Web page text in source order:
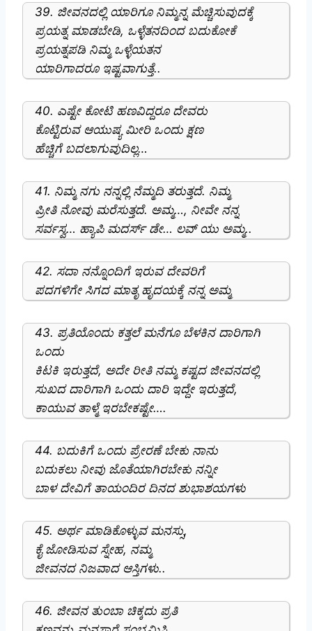
39. ಜೀವನದಲ್ಲಿ ಯಾರಿಗೂ ನಿಮ್ಮನ್ನ ಮೆಚ್ಚಿಸುವುದಕ್ಕೆ
ಪ್ರಯತ್ನ ಮಾಡಬೇಡಿ, ಒಳ್ಳೆತನದಿಂದ ಬದುಕೋಕೆ
ಪ್ರಯತ್ನಪಡಿ ನಿಮ್ಮ ಒಳ್ಳೆಯತನ
ಯಾರಿಗಾದರೂ ಇಷ್ಟವಾಗುತ್ತೆ..
40. ಎಷ್ಟೇ ಕೋಟಿ ಹಣವಿದ್ದರೂ ದೇವರು
ಕೊಟ್ಟಿರುವ ಆಯುಷ್ಯ ಮೀರಿ ಒಂದು ಕ್ಷಣ
ಹೆಚ್ಚಿಗೆ ಬದಲಾಗುವುದಿಲ್ಲ…
41. ನಿಮ್ಮ ನಗು ನನ್ನಲ್ಲಿ ನೆಮ್ಮದಿ ತರುತ್ತದೆ. ನಿಮ್ಮ
ಪ್ರೀತಿ ನೋವು ಮರೆಸುತ್ತದೆ. ಅಮ್ಮ…, ನೀವೇ ನನ್ನ
ಸರ್ವಸ್ವ… ಹ್ಯಾಪಿ ಮದರ್ಸ್‌ ಡೇ… ಲವ್ ಯು ಅಮ್ಮ..
42. ಸದಾ ನನ್ನೊಂದಿಗೆ ಇರುವ ದೇವರಿಗೆ
ಪದಗಳಿಗೇ ಸಿಗದ ಮಾತೃ ಹೃದಯಕ್ಕೆ ನನ್ನ ಅಮ್ಮ
43. ಪ್ರತಿಯೊಂದು ಕತ್ತಲೆ ಮನೆಗೂ ಬೆಳಕಿನ ದಾರಿಗಾಗಿ
ಒಂದು
ಕಿಟಕಿ ಇರುತ್ತದೆ, ಅದೇ ರೀತಿ ನಮ್ಮ ಕಷ್ಟದ ಜೀವನದಲ್ಲಿ
ಸುಖದ ದಾರಿಗಾಗಿ ಒಂದು ದಾರಿ ಇದ್ದೇ ಇರುತ್ತದೆ,
ಕಾಯುವ ತಾಳ್ಮೆ ಇರಬೇಕಷ್ಟೇ….
44. ಬದುಕಿಗೆ ಒಂದು ಪ್ರೇರಣೆ ಬೇಕು ನಾನು
ಬದುಕಲು ನೀವು ಜೊತೆಯಾಗಿರಬೇಕು ನನ್ನೀ
ಬಾಳ ದೇವಿಗೆ ತಾಯಂದಿರ ದಿನದ ಶುಭಾಶಯಗಳು
45. ಅರ್ಥ ಮಾಡಿಕೊಳ್ಳುವ ಮನಸ್ಸು,
ಕೈ ಜೋಡಿಸುವ ಸ್ನೇಹ, ನಮ್ಮ
ಜೀವನದ ನಿಜವಾದ ಆಸ್ತಿಗಳು..
46. ಜೀವನ ತುಂಬಾ ಚಿಕ್ಕದು ಪ್ರತಿ